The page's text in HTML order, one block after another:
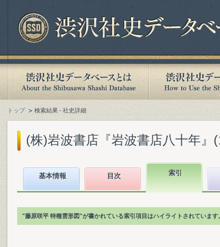
トップ 検索結果 - 社史詳細
(株)岩波書店『岩波書店八十年』
基本情報 目次 索引
"藤原咲平 特種雲形図"が書かれている索引項目はハイライトされています